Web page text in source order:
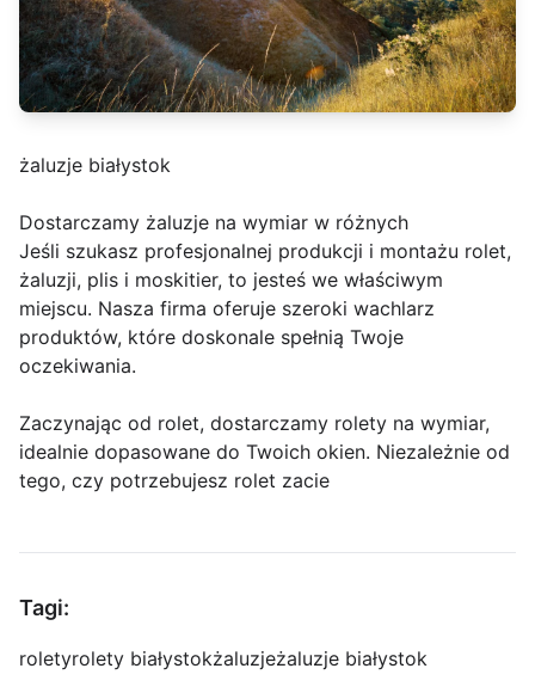
żaluzje białystok
Dostarczamy żaluzje na wymiar w różnych
Jeśli szukasz profesjonalnej produkcji i montażu rolet,
żaluzji, plis i moskitier, to jesteś we właściwym
miejscu. Nasza firma oferuje szeroki wachlarz
produktów, które doskonale spełnią Twoje
oczekiwania.
Zaczynając od rolet, dostarczamy rolety na wymiar,
idealnie dopasowane do Twoich okien. Niezależnie od
tego, czy potrzebujesz rolet zacie
Tagi:
roletyrolety białystokżaluzjeżaluzje białystok